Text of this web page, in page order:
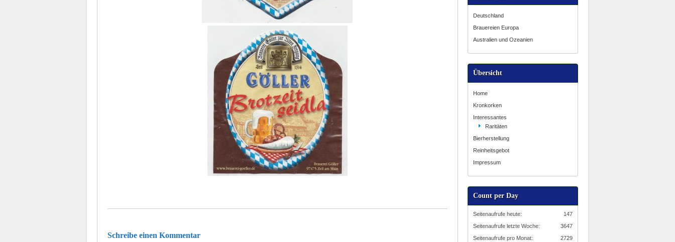
Schreibe einen Kommentar
Deutschland
Brauereien Europa
Australien und Ozeanien
Übersicht
Home
Kronkorken
Interessantes
Raritäten
Bierherstellung
Reinheitsgebot
Impressum
Count per Day
147
Seitenaufrufe heute:
3647
Seitenaufrufe letzte Woche:
2729
Seitenaufrufe pro Monat: